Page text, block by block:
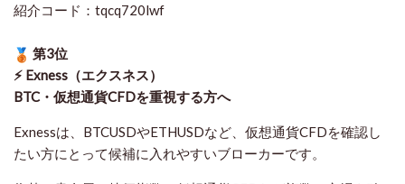
紹介コード：tqcq720lwf
第3位
⚡ Exness（エクスネス）
BTC・仮想通貨CFDを重視する方へ
Exnessは、BTCUSDやETHUSDなど、仮想通貨CFDを確認し
たい方にとって候補に入れやすいブローカーです。